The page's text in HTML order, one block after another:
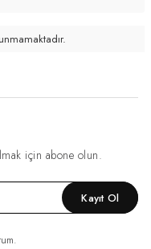
için abone olun.
Kayıt Ol